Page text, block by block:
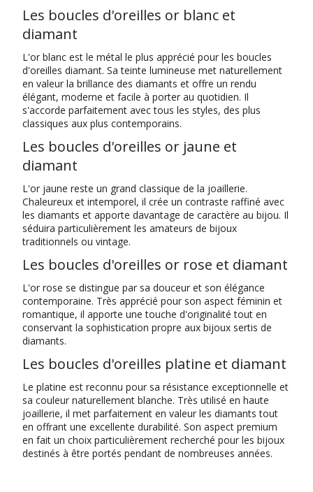
Les boucles d'oreilles or blanc et
diamant
L'or blanc est le métal le plus apprécié pour les boucles
d'oreilles diamant. Sa teinte lumineuse met naturellement
en valeur la brillance des diamants et offre un rendu
élégant, moderne et facile à porter au quotidien. Il
s'accorde parfaitement avec tous les styles, des plus
classiques aux plus contemporains.
Les boucles d'oreilles or jaune et
diamant
L'or jaune reste un grand classique de la joaillerie.
Chaleureux et intemporel, il crée un contraste raffiné avec
les diamants et apporte davantage de caractère au bijou. Il
séduira particulièrement les amateurs de bijoux
traditionnels ou vintage.
Les boucles d'oreilles or rose et diamant
L'or rose se distingue par sa douceur et son élégance
contemporaine. Très apprécié pour son aspect féminin et
romantique, il apporte une touche d'originalité tout en
conservant la sophistication propre aux bijoux sertis de
diamants.
Les boucles d'oreilles platine et diamant
Le platine est reconnu pour sa résistance exceptionnelle et
sa couleur naturellement blanche. Très utilisé en haute
joaillerie, il met parfaitement en valeur les diamants tout
en offrant une excellente durabilité. Son aspect premium
en fait un choix particulièrement recherché pour les bijoux
destinés à être portés pendant de nombreuses années.